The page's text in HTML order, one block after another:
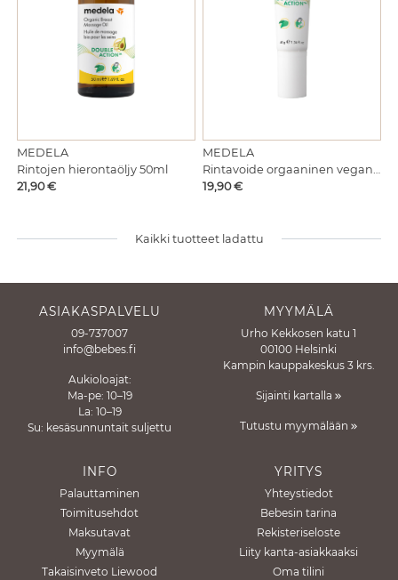
MEDELA
Rintojen hierontaöljy 50ml
Hinta
21,90 €
MEDELA
Rintavoide orgaaninen vegan 40g
Hinta
19,90 €
Kaikki tuotteet ladattu
ASIAKASPALVELU
09-737007
info@bebes.fi
Aukioloajat:
Ma-pe: 10–19
La: 10–19
Su: kesäsunnuntait suljettu
MYYMÄLÄ
Urho Kekkosen katu 1
00100 Helsinki
Kampin kauppakeskus 3 krs.
Sijainti kartalla
Tutustu myymälään
INFO
Palauttaminen
Toimitusehdot
Maksutavat
Myymälä
Takaisinveto Liewood
YRITYS
Yhteystiedot
Bebesin tarina
Rekisteriseloste
Liity kanta-asiakkaaksi
Oma tilini